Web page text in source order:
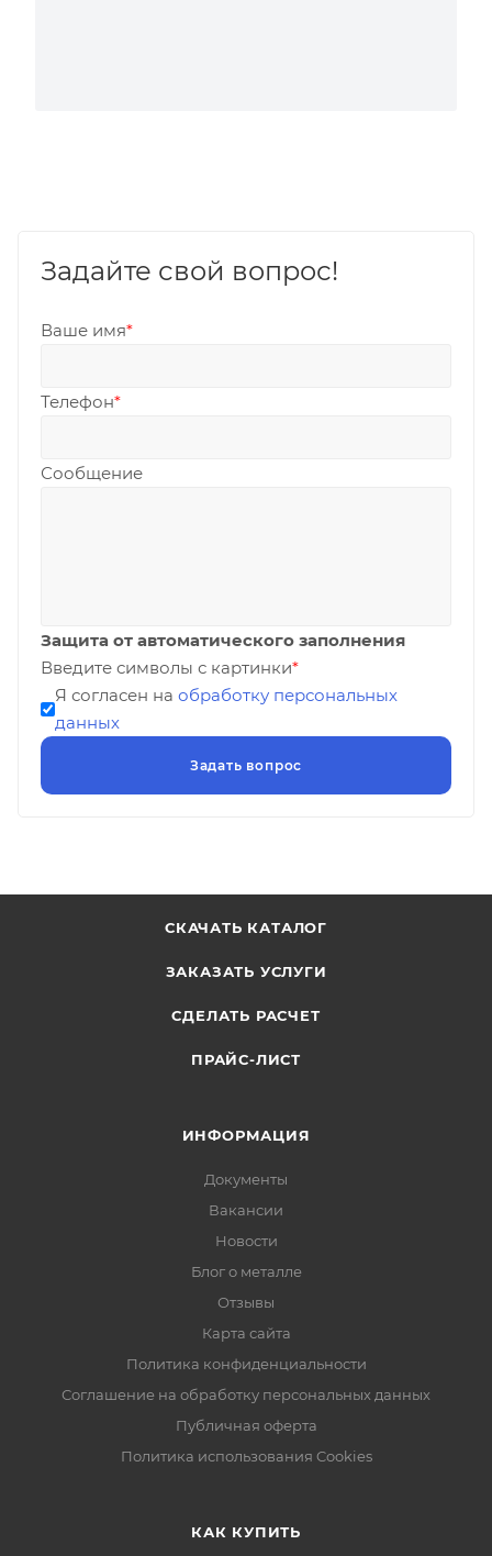
Задайте свой вопрос!
Ваше имя*
Телефон*
Сообщение
Защита от автоматического заполнения
Введите символы с картинки*
Я согласен на обработку персональных
данных
СКАЧАТЬ КАТАЛОГ
ЗАКАЗАТЬ УСЛУГИ
СДЕЛАТЬ РАСЧЕТ
ПРАЙС-ЛИСТ
ИНФОРМАЦИЯ
Документы
Вакансии
Новости
Блог о металле
Отзывы
Карта сайта
Политика конфиденциальности
Соглашение на обработку персональных данных
Публичная оферта
Политика использования Cookies
КАК КУПИТЬ